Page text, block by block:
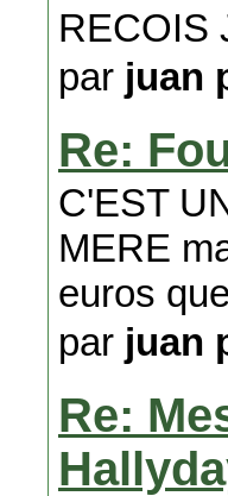
RECOIS
par juan
Re:
C'EST
MERE
euros
par juan
Re: